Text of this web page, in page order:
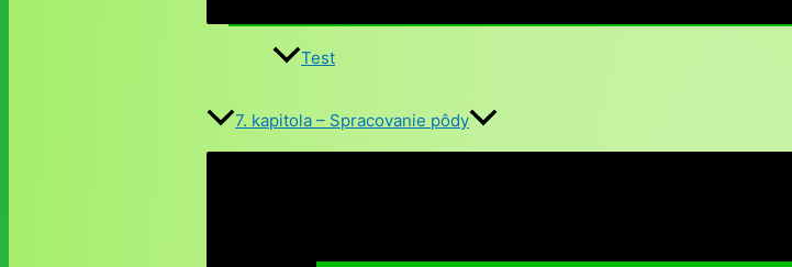
Test
7. kapitola – Spracovanie pôdy